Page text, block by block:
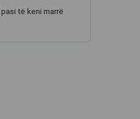
të keni marrë